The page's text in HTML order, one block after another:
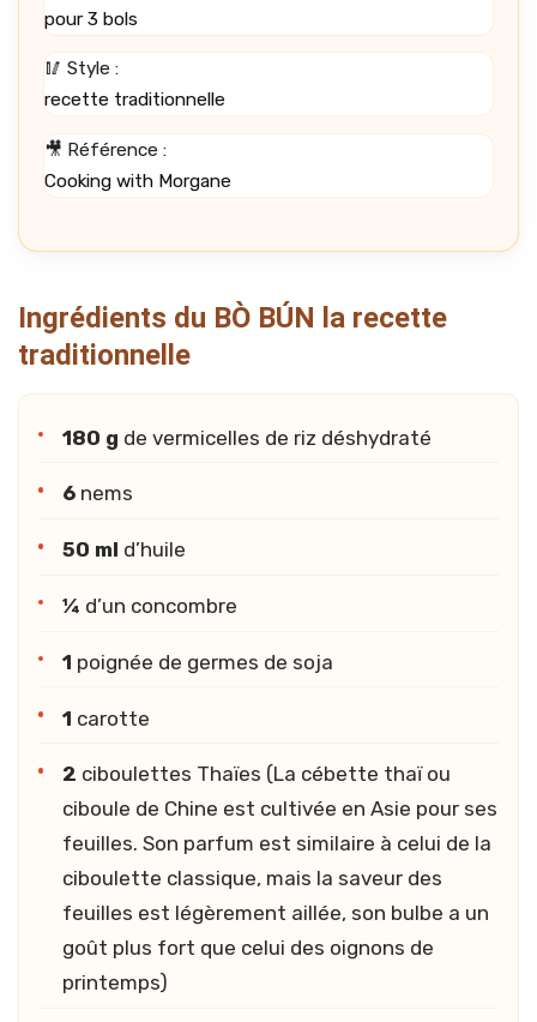
pour 3 bols
🥢 Style :
recette traditionnelle
🎥 Référence :
Cooking with Morgane
Ingrédients du BÒ BÚN la recette
traditionnelle
180 g de vermicelles de riz déshydraté
6 nems
50 ml d’huile
¼ d’un concombre
1 poignée de germes de soja
1 carotte
2 ciboulettes Thaïes (La cébette thaï ou
ciboule de Chine est cultivée en Asie pour ses
feuilles. Son parfum est similaire à celui de la
ciboulette classique, mais la saveur des
feuilles est légèrement aillée, son bulbe a un
goût plus fort que celui des oignons de
printemps)